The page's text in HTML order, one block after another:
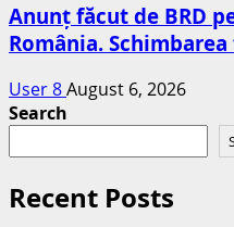
Anunț făcut de BRD
România.
User 8August 6, 2026
Search
Recent Posts